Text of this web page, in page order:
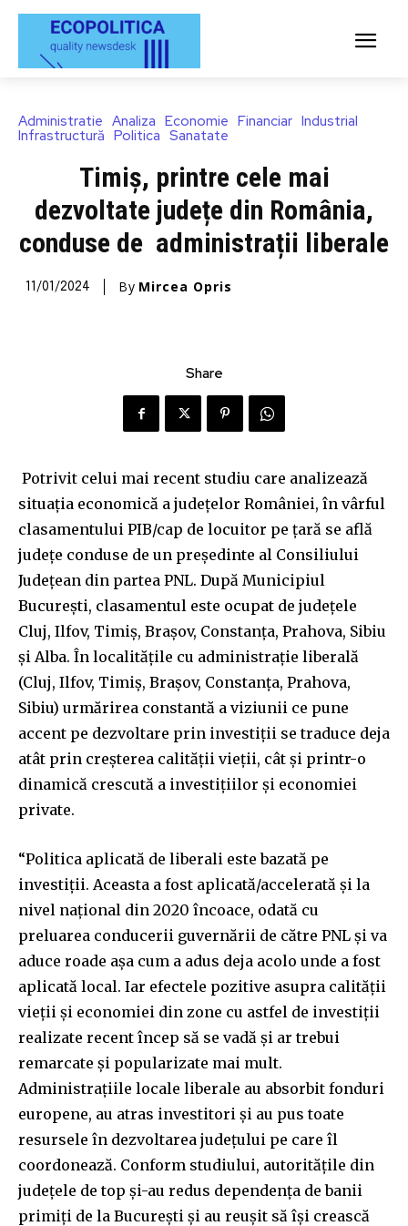
Administratie Analiza Economie Financiar Industrial
Infrastructură Politica Sanatate
Timiș, printre cele mai
dezvoltate județe din România,
conduse de administrații liberale
11/01/2024 By Mircea Opris
Share
Potrivit celui mai recent studiu care analizează
situația economică a județelor României, în vârful
clasamentului PIB/cap de locuitor pe țară se află
județe conduse de un președinte al Consiliului
Județean din partea PNL. După Municipiul
București, clasamentul este ocupat de județele
Cluj, Ilfov, Timiș, Brașov, Constanța, Prahova, Sibiu
și Alba. În localitățile cu administrație liberală
(Cluj, Ilfov, Timiș, Brașov, Constanța, Prahova,
Sibiu) urmărirea constantă a viziunii ce pune
accent pe dezvoltare prin investiții se traduce deja
atât prin creșterea calității vieții, cât și printr-o
dinamică crescută a investițiilor și economiei
private.
“Politica aplicată de liberali este bazată pe
investiții. Aceasta a fost aplicată/accelerată și la
nivel național din 2020 încoace, odată cu
preluarea conducerii guvernării de către PNL și va
aduce roade așa cum a adus deja acolo unde a fost
aplicată local. Iar efectele pozitive asupra calității
vieții și economiei din zone cu astfel de investiții
realizate recent încep să se vadă și ar trebui
remarcate și popularizate mai mult.
Administrațiile locale liberale au absorbit fonduri
europene, au atras investitori și au pus toate
resursele în dezvoltarea județului pe care îl
coordonează. Conform studiului, autoritățile din
județele de top și-au redus dependența de banii
primiți de la București și au reușit să își crească